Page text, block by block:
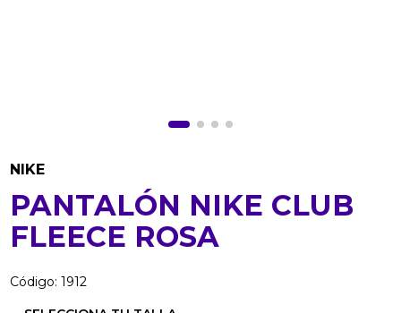
NIKE
PANTALÓN NIKE CLUB
FLEECE ROSA
Código:1912